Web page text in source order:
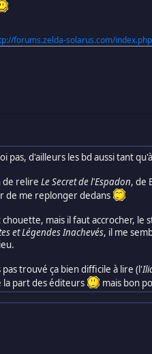
forums.zelda-solarus.com/
pas, d'ailleurs les bd aussi tant
de relire Le Secret de l'Espadon, de
de me replonger dedans
chouette, mais il faut accrocher,
et Légendes Inachevés, il me
pas trouvé ça bien difficile à lire (l'
la part des éditeurs
mais bon